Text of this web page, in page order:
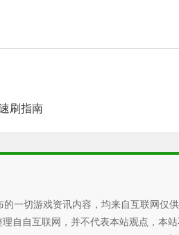
刷指南
的一切游戏资讯内容，均来自互联网仅
自自互联网，并不代表本站观点，本